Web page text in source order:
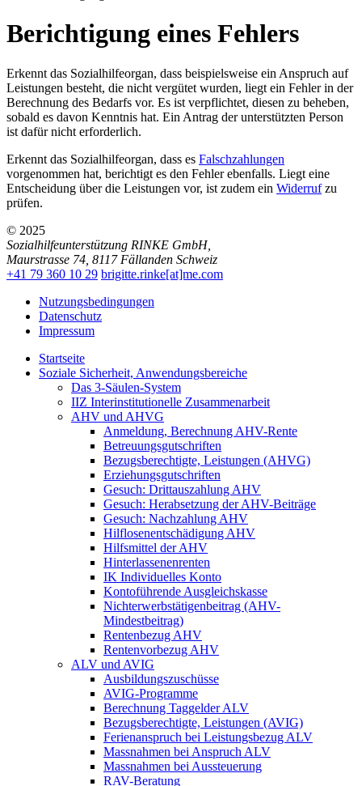
Berichtigung eines Fehlers
Erkennt das Sozialhilfeorgan, dass beispielsweise ein Anspruch auf
Leistungen besteht, die nicht vergütet wurden, liegt ein Fehler in der
Berechnung des Bedarfs vor. Es ist verpflichtet, diesen zu beheben,
sobald es davon Kenntnis hat. Ein Antrag der unterstützten Person
ist dafür nicht erforderlich.
Erkennt das Sozialhilfeorgan, dass es Falschzahlungen
vorgenommen hat, berichtigt es den Fehler ebenfalls. Liegt eine
Entscheidung über die Leistungen vor, ist zudem ein Widerrufzu
prüfen.
© 2025
Sozialhilfeunterstützung RINKE GmbH,
Maurstrasse 74 8117 Fällanden Schweiz
+41 79 360 10 29 brigitte.rinke[at]me.com
Nutzungsbedingungen
Datenschutz
Impressum
Startseite
Soziale Sicherheit, Anwendungsbereiche
Das 3-Säulen-System
IIZ Interinstitutionelle Zusammenarbeit
AHV und AHVG
Anmeldung, Berechnung AHV-Rente
Betreuungsgutschriften
Bezugsberechtigte, Leistungen (AHVG)
Erziehungsgutschriften
Gesuch: Drittauszahlung AHV
Gesuch: Herabsetzung der AHV-Beiträge
Gesuch: Nachzahlung AHV
Hilflosenentschädigung AHV
Hilfsmittel der AHV
Hinterlassenenrenten
IK Individuelles Konto
Kontoführende Ausgleichskasse
Nichterwerbstätigenbeitrag (AHV-
Mindestbeitrag)
Rentenbezug AHV
Rentenvorbezug AHV
ALV und AVIG
Ausbildungszuschüsse
AVIG-Programme
Berechnung Taggelder ALV
Bezugsberechtigte, Leistungen (AVIG)
Ferienanspruch bei Leistungsbezug ALV
Massnahmen bei Anspruch ALV
Massnahmen bei Aussteuerung
RAV-Beratung